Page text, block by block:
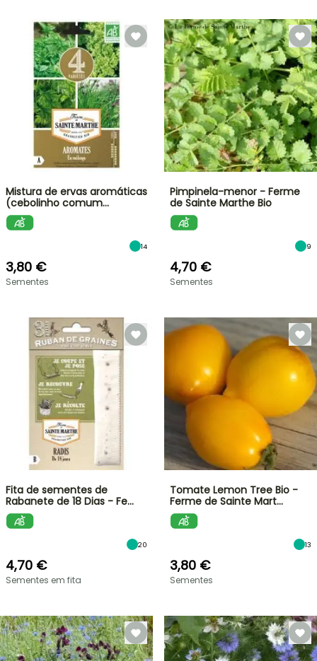
Mistura de ervas aromáticas
(cebolinho comum…
14
3,80 €
Sementes
Pimpinela-menor - Ferme
de Sainte Marthe Bio
9
4,70 €
Sementes
Fita de sementes de
Rabanete de 18 Dias - Fe…
20
4,70 €
Sementes em fita
Tomate Lemon Tree Bio -
Ferme de Sainte Mart…
13
3,80 €
Sementes